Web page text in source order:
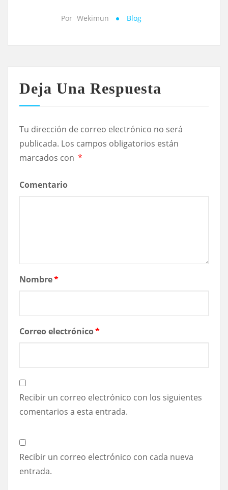
Por Wekimun Blog
Deja Una Respuesta
Tu dirección de correo electrónico no será
publicada. Los campos obligatorios están
marcados con *
Comentario
Nombre*
Correo electrónico*
Recibir un correo electrónico con los siguientes
comentarios a esta entrada.
Recibir un correo electrónico con cada nueva
entrada.